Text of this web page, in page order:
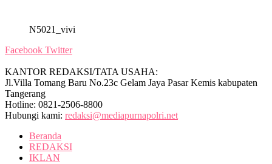
N5021_vivi
Facebook Twitter
KANTOR REDAKSI/TATA USAHA:
Jl.Villa Tomang Baru No.23c Gelam Jaya Pasar Kemis kabupaten
Tangerang
Hotline: 0821-2506-8800
Hubungi kami: redaksi@mediapurnapolri.net
Beranda
REDAKSI
IKLAN